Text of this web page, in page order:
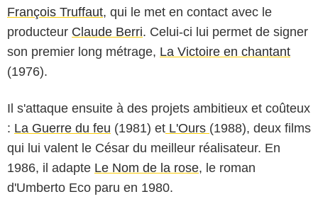
François Truffaut, qui le met en contact avec le
producteur Claude Berri. Celui-ci lui permet de signer
son premier long métrage, La Victoire en chantant
(1976).
Il s'attaque ensuite à des projets ambitieux et coûteux
: La Guerre du feu (1981) et L'Ours (1988), deux films
qui lui valent le César du meilleur réalisateur. En
1986, il adapte Le Nom de la rose, le roman
d'Umberto Eco paru en 1980.